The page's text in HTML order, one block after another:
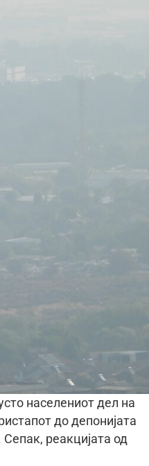
населениот дел на
до депонијата
реакцијата од